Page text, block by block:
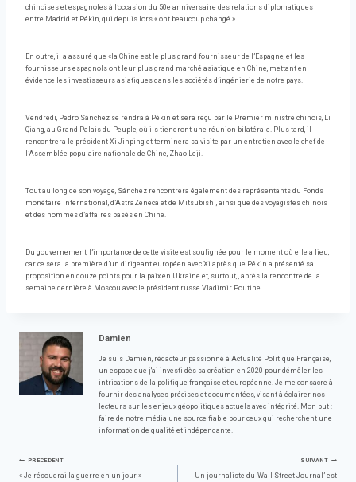
chinoises et espagnoles à l’occasion du 50e anniversaire des relations diplomatiques
entre Madrid et Pékin, qui depuis lors « ont beaucoup changé ».
En outre, il a assuré que «la Chine est le plus grand fournisseur de l’Espagne, et les
fournisseurs espagnols ont leur plus grand marché asiatique en Chine, mettant en
évidence les investisseurs asiatiques dans les sociétés d’ingénierie de notre pays.
Vendredi, Pedro Sánchez se rendra à Pékin et sera reçu par le Premier ministre chinois, Li
Qiang, au Grand Palais du Peuple, où ils tiendront une réunion bilatérale. Plus tard, il
rencontrera le président Xi Jinping et terminera sa visite par un entretien avec le chef de
l’Assemblée populaire nationale de Chine, Zhao Leji.
Tout au long de son voyage, Sánchez rencontrera également des représentants du Fonds
monétaire international, d’AstraZeneca et de Mitsubishi, ainsi que des voyagistes chinois
et des hommes d’affaires basés en Chine.
Du gouvernement, l’importance de cette visite est soulignée pour le moment où elle a lieu,
car ce sera la première d’un dirigeant européen avec Xi après que Pékin a présenté sa
proposition en douze points pour la paix en Ukraine et, surtout, , après la rencontre de la
semaine dernière à Moscou avec le président russe Vladimir Poutine.
Damien
Je suis Damien, rédacteur passionné à Actualité Politique Française,
un espace que j'ai investi dès sa création en 2020 pour démêler les
intrications de la politique française et européenne. Je me consacre à
fournir des analyses précises et documentées, visant à éclairer nos
lecteurs sur les enjeux géopolitiques actuels avec intégrité. Mon but :
faire de notre média une source fiable pour ceux qui recherchent une
information de qualité et indépendante.
Navigation
PRÉCÉDENT
« Je résoudrai la guerre en un jour »
SUIVANT
Un journaliste du ‘Wall Street Journal’ est